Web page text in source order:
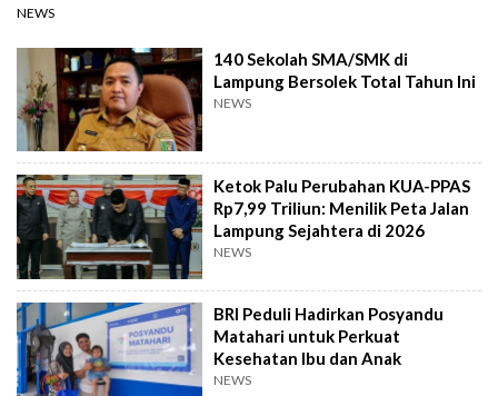
NEWS
140 Sekolah SMA/SMK di
Lampung Bersolek Total Tahun Ini
NEWS
Ketok Palu Perubahan KUA-PPAS
Rp7,99 Triliun: Menilik Peta Jalan
Lampung Sejahtera di 2026
NEWS
BRI Peduli Hadirkan Posyandu
Matahari untuk Perkuat
Kesehatan Ibu dan Anak
NEWS